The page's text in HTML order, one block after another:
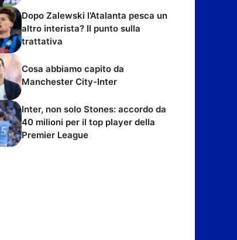
Dopo Zalewski l’Atalanta pesca un
altro interista? Il punto sulla
trattativa
Cosa abbiamo capito da
Manchester City-Inter
Inter, non solo Stones: accordo da
40 milioni per il top player della
Premier League